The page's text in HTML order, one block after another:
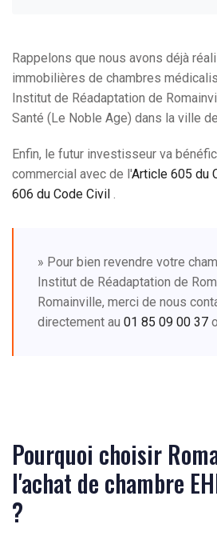
Rappelons que nous avons déjà
immobilières de chambres
Institut de Réadaptation de
Santé (Le Noble Age) dans la ville
Enfin, le futur investisseur va
commercial avec de l'Article 605 du
606 du Code Civil .
» Pour bien revendre votre
Institut de Réadaptation de
Romainville, merci de nous
directement au 01 85 09 00 37
Pourquoi choisir
l'achat de chambre
?